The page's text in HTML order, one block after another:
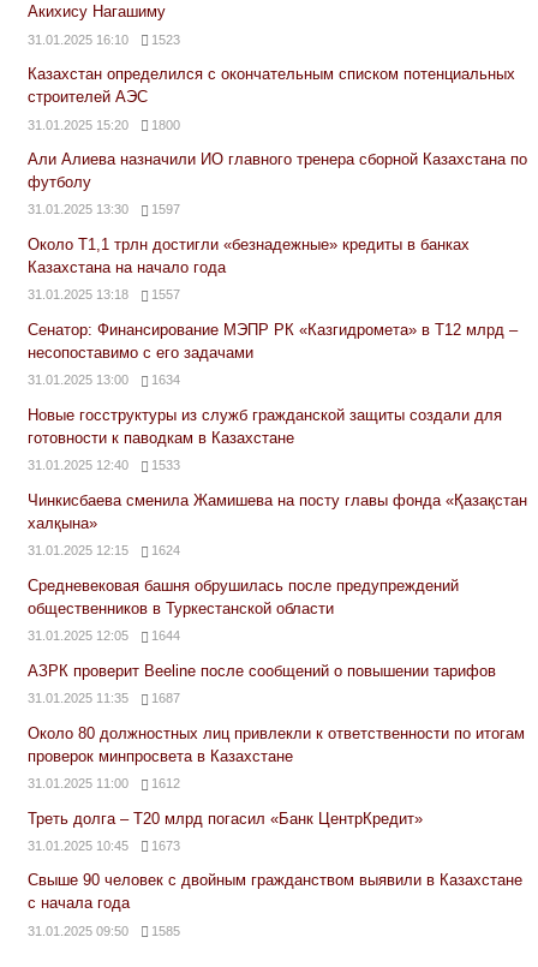
Акихису Нагашиму
31.01.2025 16:10 1523
Казахстан определился с окончательным списком потенциальных
строителей АЭС
31.01.2025 15:20 1800
Али Алиева назначили ИО главного тренера сборной Казахстана по
футболу
31.01.2025 13:30 1597
Около Т1,1 трлн достигли «безнадежные» кредиты в банках
Казахстана на начало года
31.01.2025 13:18 1557
Сенатор: Финансирование МЭПР РК «Казгидромета» в Т12 млрд –
несопоставимо с его задачами
31.01.2025 13:00 1634
Новые госструктуры из служб гражданской защиты создали для
готовности к паводкам в Казахстане
31.01.2025 12:40 1533
Чинкисбаева сменила Жамишева на посту главы фонда «Қазақстан
халқына»
31.01.2025 12:15 1624
Средневековая башня обрушилась после предупреждений
общественников в Туркестанской области
31.01.2025 12:05 1644
АЗРК проверит Beeline после сообщений о повышении тарифов
31.01.2025 11:35 1687
Около 80 должностных лиц привлекли к ответственности по итогам
проверок минпросвета в Казахстане
31.01.2025 11:00 1612
Треть долга – Т20 млрд погасил «Банк ЦентрКредит»
31.01.2025 10:45 1673
Свыше 90 человек с двойным гражданством выявили в Казахстане
с начала года
31.01.2025 09:50 1585